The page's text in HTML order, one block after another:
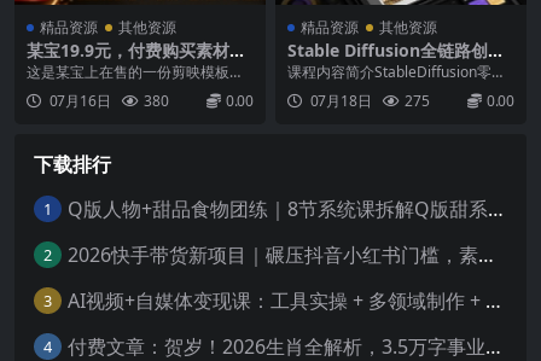
精品资源 其他资源
某宝19.9元，付费购买素材！
剪映各类大气企业历程文化宣
传模板合集，共计40套，支持
Win和Mac使用
这是某宝上在售的一份剪映模板合
集，售价19.9，给大家又买来了一
份，上次给大家整理过婚礼的模
持最新版本剪映使用，已经测试
了！素材特点提供百度盘和夸克盘
下载，更多选择亲测可以导入最
新...
07月16日 380 0.00
精品资源 其他资源
Stable Diffusion全链路创作
课，绘图修图模型训练全覆
盖，一站式搭建AI变现体系
课程内容简介StableDiffusion零基
础进阶实战课，聚焦本地AI绘图全
能创作，循序渐进拆解全套实操技
生图实操、真人...
07月18日 275 0.00
下载排行
1 Q版人物+甜品食物团练｜8节系统课拆解Q版甜系画法，人物与食物搭配技法全覆盖
2 2026快手带货新项目｜碾压抖音小红书门槛，素材制作+精准投流，无需开店，无需售后，新手一天佣金1000+
3 AI视频+自媒体变现课：工具实操 + 多领域制作 + 实体获客，手把手教你做视频、涨粉、赚收益
4 付费文章：贺岁！2026生肖全解析，3.5万字事业财富感情指南，提前布局一整年顺顺利利